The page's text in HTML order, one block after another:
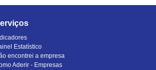
Estatístico
encontrei a empresa
Aderir - Empresas